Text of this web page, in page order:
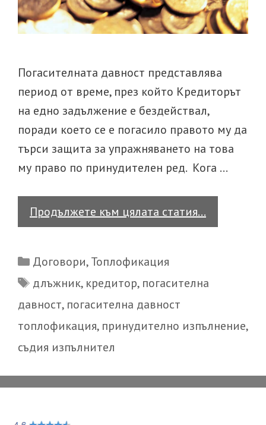
Погасителната давност представлява
период от време, през който Кредиторът
на едно задължение е бездействал,
поради което се е погасило правото му да
търси защита за упражняването на това
му право по принудителен ред. Кога …
Продължете към цялата статия…
давност
Categories
Договори,Топлофикация
Tags
длъжник, кредитор, погасителна
давност, погасителна давност
топлофикация, принудително изпълнение,
съдия изпълнител